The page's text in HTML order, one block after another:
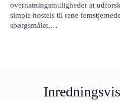
overnatningsmuligheder at
simple hostels til rene
spørgsmålet,…